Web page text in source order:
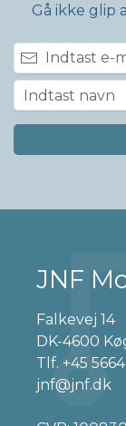
Gå ikke glip
JNF
Falkevej 14
DK-4600
Tlf. +45
jnf@jnf.dk